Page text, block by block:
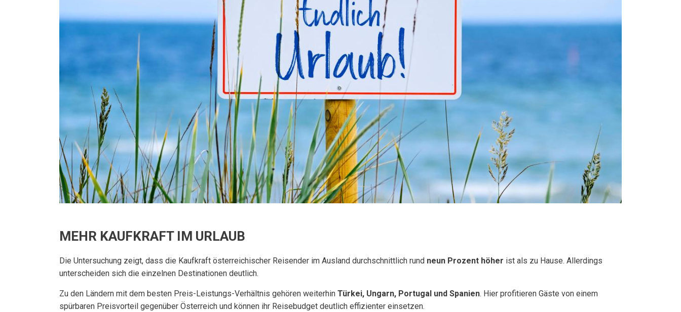
MEHR KAUFKRAFT IM URLAUB
Die Untersuchung zeigt, dass die Kaufkraft österreichischer Reisender im Ausland durchschnittlich rund neun Prozent höher ist als zu Hause. Allerdings
unterscheiden sich die einzelnen Destinationen deutlich.
Zu den Ländern mit dem besten Preis-Leistungs-Verhältnis gehören weiterhin Türkei, Ungarn, Portugal und Spanien. Hier profitieren Gäste von einem
spürbaren Preisvorteil gegenüber Österreich und können ihr Reisebudget deutlich effizienter einsetzen.